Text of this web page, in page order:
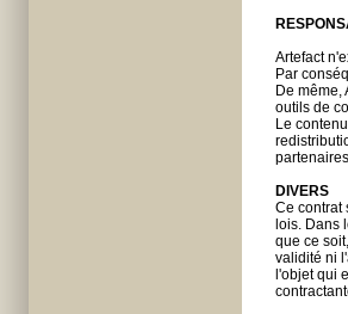
Artefact
Par
De
outils de
Le
DIVERS
Ce contrat
lois. Dans
que ce
validité ni
l'objet qui